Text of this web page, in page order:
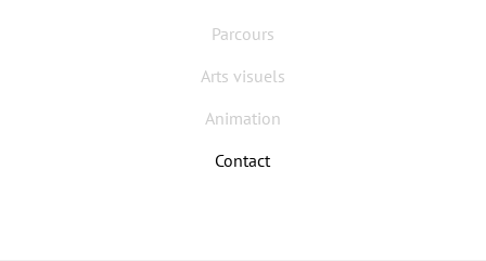
Parcours
Arts visuels
Animation
Contact